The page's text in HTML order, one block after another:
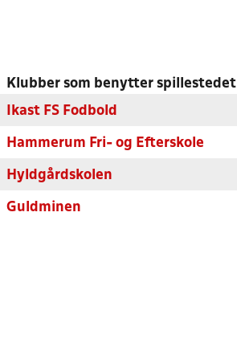
Klubber som benytter spillestedet
Ikast FS Fodbold
Hammerum Fri- og Efterskole
Hyldgårdskolen
Guldminen